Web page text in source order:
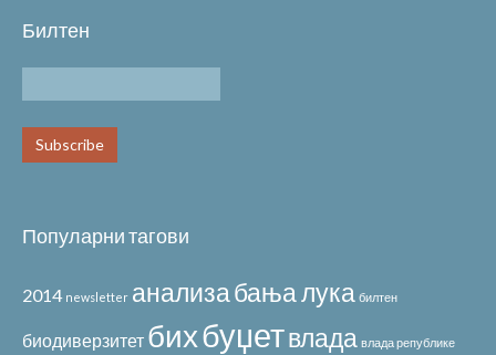
Билтен
Популарни тагови
2014 newsletter анализабања лука билтен
биодиверзитет бихбуџетвлада влада републике